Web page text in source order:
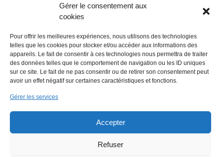
Gérer le consentement aux
cookies
Pour offrir les meilleures expériences, nous utilisons des technologies
telles que les cookies pour stocker et/ou accéder aux informations des
appareils. Le fait de consentir à ces technologies nous permettra de traiter
des données telles que le comportement de navigation ou les ID uniques
sur ce site. Le fait de ne pas consentir ou de retirer son consentement peut
avoir un effet négatif sur certaines caractéristiques et fonctions.
Gérer les services
Accepter
Refuser
Crédits